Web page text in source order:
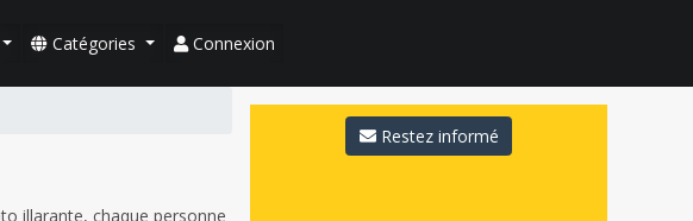
Catégories Connexion
illarante, chaque personne
Restez informé